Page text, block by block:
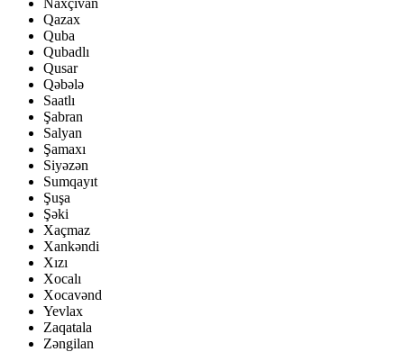
Naxçıvan
Qazax
Quba
Qubadlı
Qusar
Qəbələ
Saatlı
Şabran
Salyan
Şamaxı
Siyəzən
Sumqayıt
Şuşa
Şəki
Xaçmaz
Xankəndi
Xızı
Xocalı
Xocavənd
Yevlax
Zaqatala
Zəngilan